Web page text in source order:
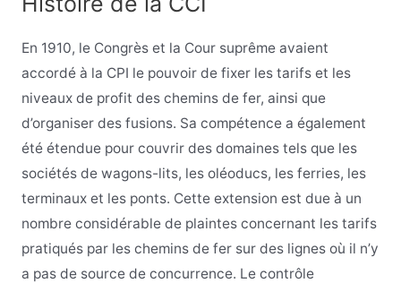
En 1910, le Congrès et la Cour suprême avaient
accordé à la CPI le pouvoir de fixer les tarifs et les
niveaux de profit des chemins de fer, ainsi que
d’organiser des fusions. Sa compétence a également
été étendue pour couvrir des domaines tels que les
sociétés de wagons-lits, les oléoducs, les ferries, les
terminaux et les ponts. Cette extension est due à un
nombre considérable de plaintes concernant les tarifs
pratiqués par les chemins de fer sur des lignes où il n’y
a pas de source de concurrence. Le contrôle